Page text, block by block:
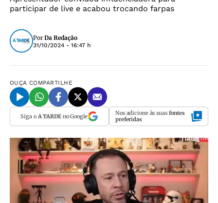
participar de live e acabou trocando farpas
Por Da Redação
31/10/2024 - 16:47 h
OUÇA COMPARTILHE
Siga o A TARDEno Google Nos adicione às suas fontes
preferidas